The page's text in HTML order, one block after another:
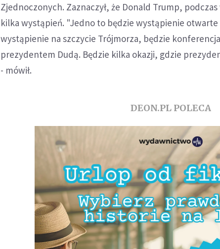
Zjednoczonych. Zaznaczył, że Donald Trump,
kilka wystąpień. "Jedno to będzie wystąpienie otwarte
wystąpienie na szczycie Trójmorza, będzie
prezydentem Dudą. Będzie kilka okazji, gdzie
- mówił.
DEON.PL POLECA